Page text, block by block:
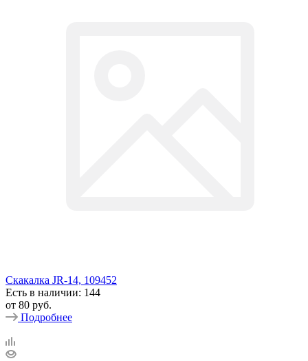
Скакалка JR-14, 109452
Есть в наличии: 144
от 80 руб.
Подробнее